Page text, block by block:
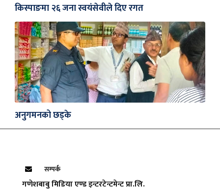
किस्पाङमा २६ जना स्वयंसेवीले दिए रगत
अनुगमनको छड्के
सम्पर्क
गणेशबाबु मिडिया एण्ड इन्टरटेन्टमेन्ट प्रा.लि.